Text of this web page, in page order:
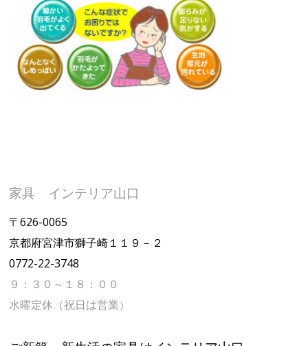
家具 インテリア山口
〒626-0065
京都府宮津市獅子崎１１９－２
0772-22-3748
９：３０～１８：００
水曜定休（祝日は営業）